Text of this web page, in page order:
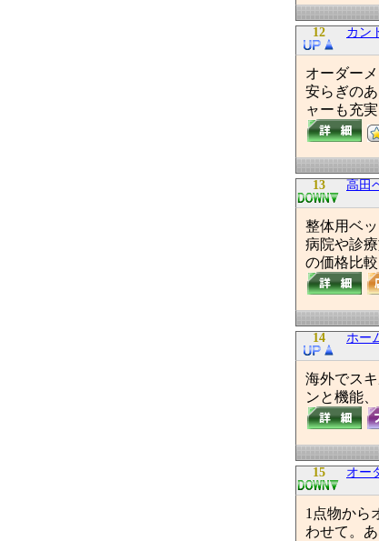
12 カン
オーダー
安らぎの
ャーも充
13 高田
整体用ベ
病院や診
の価格比
14 ホー
海外でス
ンと機能
15 オー
1点物から
わせて。